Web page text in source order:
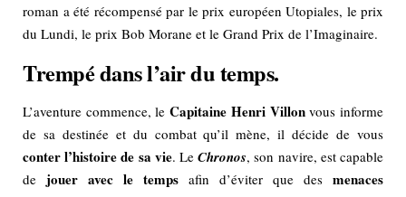
roman a été récompensé par le prix européen Utopiales, le prix
du Lundi, le prix Bob Morane et le Grand Prix de l’Imaginaire.
Trempé dans l’air du temps.
L’aventure commence, leCapitaine Henri Villonvous informe
de sa destinée et du combat qu’il mène, il décide de vous
conter l’histoire de sa vie. LeChronos, son navire, est capable
de jouer avec le temps afin d’éviter que des menaces